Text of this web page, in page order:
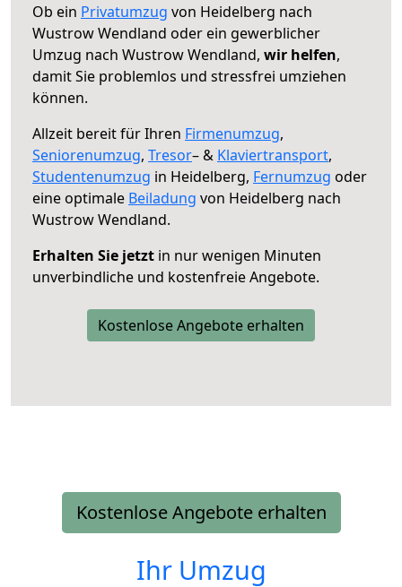
Ob ein Privatumzug von Heidelberg nach
Wustrow Wendland oder ein gewerblicher
Umzug nach Wustrow Wendland, wir helfen,
damit Sie problemlos und stressfrei umziehen
können.
Allzeit bereit für Ihren Firmenumzug,
Seniorenumzug, Tresor– & Klaviertransport,
Studentenumzug in Heidelberg, Fernumzug oder
eine optimale Beiladung von Heidelberg nach
Wustrow Wendland.
Erhalten Sie jetzt in nur wenigen Minuten
unverbindliche und kostenfreie Angebote.
Kostenlose Angebote erhalten
Kostenlose Angebote erhalten
Ihr Umzug